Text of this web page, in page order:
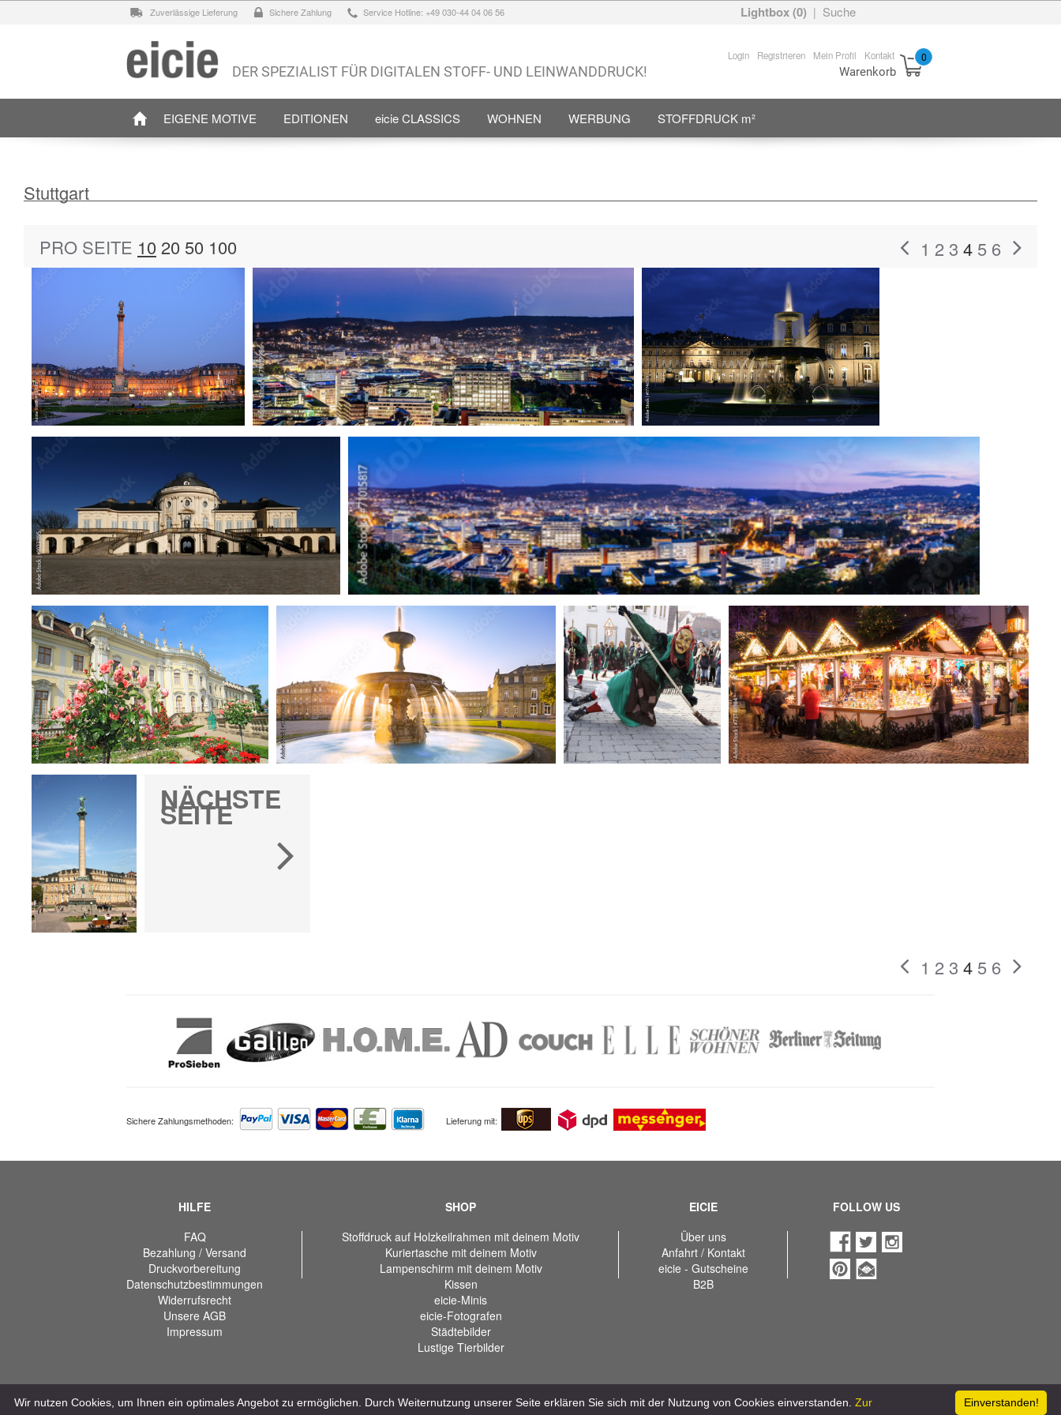
Zuverlässige Lieferung Sichere Zahlung Service Hotline: +49 030-44 04 06 56 Lightbox (0) | Suche
Login Registrieren Mein Profil Kontakt
DER SPEZIALIST FÜR DIGITALEN STOFF- UND LEINWANDDRUCK! Warenkorb
0
EIGENE MOTIVE EDITIONEN eicie CLASSICS WOHNEN WERBUNG STOFFDRUCK m²
Stuttgart
PRO SEITE 10 20 50 100 1 23 4 5 6
NÄCHSTE
SEITE
1 23 4 5 6
Sichere Zahlungsmethoden: Lieferung mit:
HILFE
FAQ
Bezahlung / Versand
Druckvorbereitung
Datenschutzbestimmungen
Widerrufsrecht
Unsere AGB
Impressum
SHOP
Stoffdruck auf Holzkeilrahmen mit deinem Motiv
Kuriertasche mit deinem Motiv
Lampenschirm mit deinem Motiv
Kissen
eicie-Minis
eicie-Fotografen
Städtebilder
Lustige Tierbilder
EICIE
Über uns
Anfahrt / Kontakt
eicie - Gutscheine
B2B
FOLLOW US
Einverstanden!
Wir nutzen Cookies, um Ihnen ein optimales Angebot zu ermöglichen. Durch Weiternutzung unserer Seite erklären Sie sich mit der Nutzung von Cookies einverstanden. Zur